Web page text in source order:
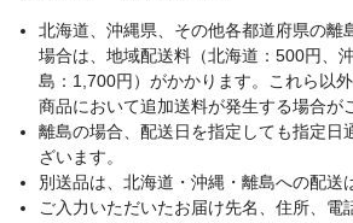
ノーリツ、リンナイ
重量
0.23kg
適合メーカー
カクダイ、SANEI
付属のアダプターを
使用するメーカー
TOTO、KVK、MYM
北海道、沖縄県、その他各都道府県の離
場合は、地域配送料（北海道：500円、
島：1,700円）がかかります。これら以
商品において追加送料が発生する場合が
離島の場合、配送日を指定しても指定日
ざいます。
別送品は、北海道・沖縄・離島への配送
ご入力いただいたお届け先名、住所、電